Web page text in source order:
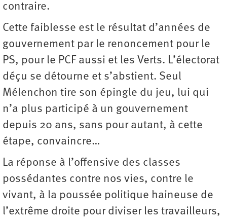
contraire.
Cette faiblesse est le résultat d’années de
gouvernement par le renoncement pour le
PS, pour le PCF aussi et les Verts. L’électorat
déçu se détourne et s’abstient. Seul
Mélenchon tire son épingle du jeu, lui qui
n’a plus participé à un gouvernement
depuis 20 ans, sans pour autant, à cette
étape, convaincre…
La réponse à l’offensive des classes
possédantes contre nos vies, contre le
vivant, à la poussée politique haineuse de
l’extrême droite pour diviser les travailleurs,